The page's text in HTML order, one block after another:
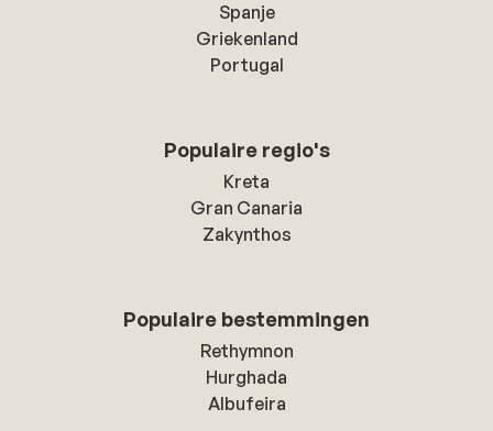
Spanje
Griekenland
Portugal
Populaire regio's
Kreta
Gran Canaria
Zakynthos
Populaire bestemmingen
Rethymnon
Hurghada
Albufeira